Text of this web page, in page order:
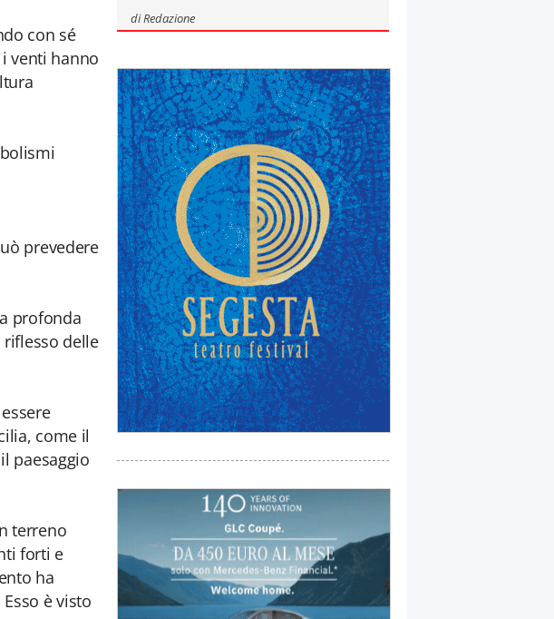
con sé
venti hanno
prevedere
profonda
riflesso delle
come il
paesaggio
terreno
forti e
ha
è visto
diRedazione